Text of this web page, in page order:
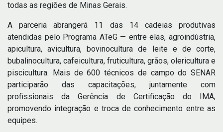
todas as regiões de Minas Gerais.
A parceria abrangerá 11 das 14 cadeias produtivas
atendidas pelo Programa ATeG — entre elas, agroindústria,
apicultura, avicultura, bovinocultura de leite e de corte,
bubalinocultura, cafeicultura, fruticultura, grãos, olericultura e
piscicultura. Mais de 600 técnicos de campo do SENAR
participarão das capacitações, juntamente com
profissionais da Gerência de Certificação do IMA,
promovendo integração e troca de conhecimento entre as
equipes.